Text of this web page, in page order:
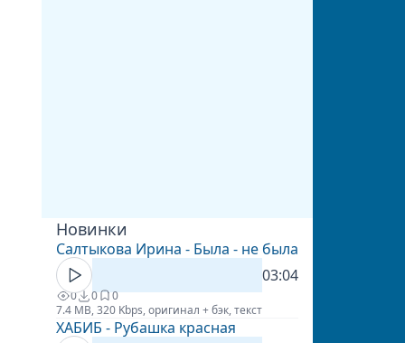
Новинки
Салтыкова Ирина - Была - не была
03:04
0 0
0
7.4 MB, 320 Kbps, оригинал + бэк, текст
ХАБИБ - Рубашка красная